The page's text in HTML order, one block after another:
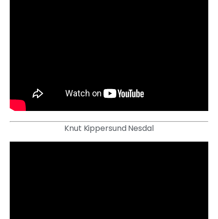
Knut Kippersund Nesdal